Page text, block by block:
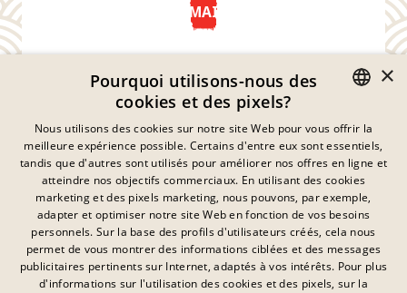
ENVOYER MAINTENANT
Déclaration De Confidentialité
Empreinte
Mentions Légales
Contact
GERMAN
FRENCH
DANISH
SWEDISH
HUNGARIAN
×
Pourquoi utilisons-nous des
cookies et des pixels?
Nous utilisons des cookies sur notre site Web pour vous offrir la
meilleure expérience possible. Certains d'entre eux sont essentiels,
tandis que d'autres sont utilisés pour améliorer nos offres en ligne et
atteindre nos objectifs commerciaux. En utilisant des cookies
marketing et des pixels marketing, nous pouvons, par exemple,
adapter et optimiser notre site Web en fonction de vos besoins
personnels. Sur la base des profils d'utilisateurs créés, cela nous
permet de vous montrer des informations ciblées et des messages
publicitaires pertinents sur Internet, adaptés à vos intérêts. Pour plus
d'informations sur l'utilisation des cookies et des pixels, sur la